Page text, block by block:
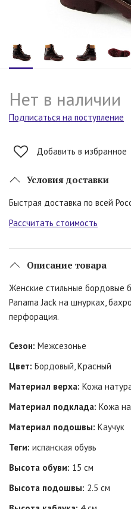
Нет в наличии
Подписаться на поступление
Добавить в избранное
Условия доставки
Быстрая доставка по всей
Рассчитать стоимость
Описание товара
Женские стильные бордовые
Panama Jack на шнурках,
перфорация.
Сезон: Межсезонье
Цвет: Бордовый, Красный
Материал верха: Кожа
Материал подклада: Кожа
Материал подошвы: Каучук
Теги: испанская обувь
Высота обуви: 15 см
Высота подошвы: 2.5 см